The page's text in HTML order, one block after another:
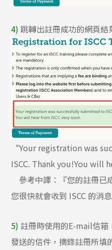
4) 跳轉出註冊成功的網頁結
“Your registration was
ISCC. Thank you!You will
參考中譯：『您的註冊已
您很快就會收到 ISCC 的消息
5) 註冊時使用的E-mail信箱
發送的信件，摘錄註冊所